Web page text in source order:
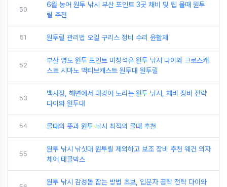
50
6월 농어 원투 낚시 부산 포인트 3곳 채비 및 팁 물때 원투
릴 추천
51 원투릴 관리법 오일 구리스 정비 수리 윤활제
52
부산 영도 원투 포인트 미창석유 원투 낚시 다이와 크로스캐
스트 시마노 액티브캐스트 원투대 원투릴
53
백사장, 해변에서 대광어 노리는 원투 낚시, 채비 장비 전략
다이와 원투대
54 물때의 뜻과 원투 낚시 최적의 물때 추천
55
원투 낚시 낚싯대 원투릴 제외하고 보조 장비 추천 웨건 의자
체어 태클박스
원투 낚시 감성돔 잡는 방법 초보, 입문자 공략 전략 다이와